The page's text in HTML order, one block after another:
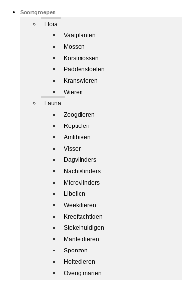
Soortgroepen
Flora
Vaatplanten
Mossen
Korstmossen
Paddenstoelen
Kranswieren
Wieren
Fauna
Zoogdieren
Reptielen
Amfibieën
Vissen
Dagvlinders
Nachtvlinders
Microvlinders
Libellen
Weekdieren
Kreeftachtigen
Stekelhuidigen
Manteldieren
Sponzen
Holtedieren
Overig marien